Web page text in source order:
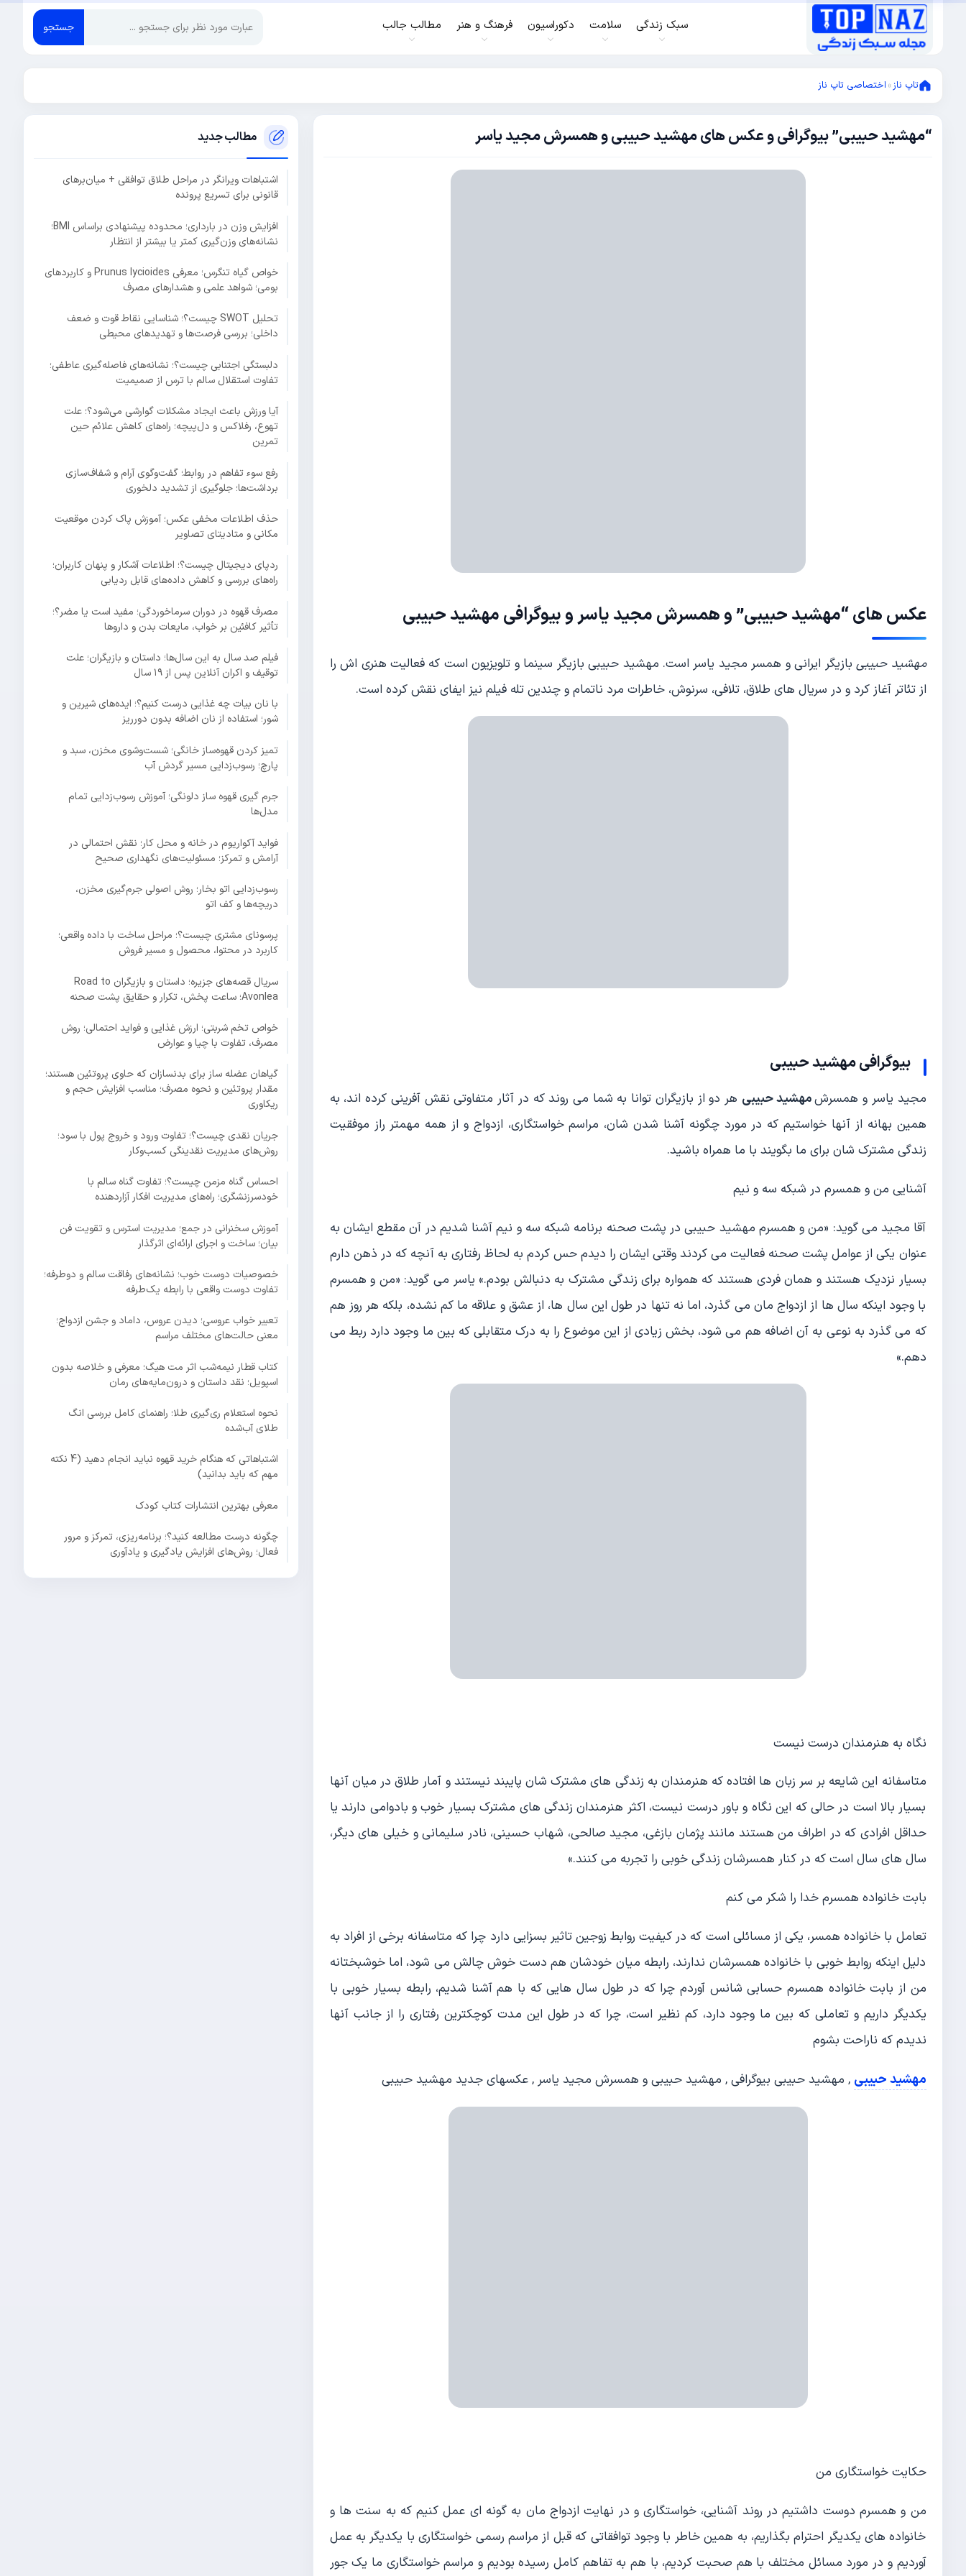
سبک زندگی سلامت دکوراسیون فرهنگ و هنر مطالب جالب جستجو
تاپ ناز» اختصاصی تاپ ناز
“مهشید حبیبی” بیوگرافی و عکس های مهشید حبیبی و همسرش مجید یاسر
جولای
عکس های “مهشید حبیبی” و همسرش مجید یاسر و بیوگرافیمهشید حبیبی
مهشید حبیبیبازیگر ایرانی و همسر مجید یاسر است. مهشید حبیبی بازیگر سینما و تلویزیون است که فعالیت هنری اش را
از تئاتر آغاز کرد و در سریال های طلاق، تلافی، سرنوش، خاطرات مرد ناتمام و چندین تله فیلم نیز ایفای نقش کرده است.
بیوگرافیمهشید حبیبی
مجید یاسر و همسرشمهشید حبیبی هر دو از بازیگران توانا به شما می روند که در آثار متفاوتی نقش آفرینی کرده اند، به
همین بهانه از آنها خواستیم که در مورد چگونه آشنا شدن شان، مراسم خواستگاری، ازدواج و از همه مهمتر راز موفقیت
زندگی مشترک شان برای ما بگویند با ما همراه باشید.
آشنایی من و همسرم در شبکه سه و نیم
آقا مجید می گوید: «من و همسرم مهشید حبیبی در پشت صحنه برنامه شبکه سه و نیم آشنا شدیم در آن مقطع ایشان به
عنوان یکی از عوامل پشت صحنه فعالیت می کردند وقتی ایشان را دیدم حس کردم به لحاظ رفتاری به آنچه که در ذهن دارم
بسیار نزدیک هستند و همان فردی هستند که همواره برای زندگی مشترک به دنبالش بودم.» یاسر می گوید: «من و همسرم
با وجود اینکه سال ها از ازدواج مان می گذرد، اما نه تنها در طول این سال ها، از عشق و علاقه ما کم نشده، بلکه هر روز هم
که می گذرد به نوعی به آن اضافه هم می شود، بخش زیادی از این موضوع را به درک متقابلی که بین ما وجود دارد ربط می
دهم.»
نگاه به هنرمندان درست نیست
متاسفانه این شایعه بر سر زبان ها افتاده که هنرمندان به زندگی های مشترک شان پایبند نیستند و آمار طلاق در میان آنها
بسیار بالا است در حالی که این نگاه و باور درست نیست، اکثر هنرمندان زندگی های مشترک بسیار خوب و بادوامی دارند یا
حداقل افرادی که در اطراف من هستند مانند پژمان بازغی، مجید صالحی، شهاب حسینی، نادر سلیمانی و خیلی های دیگر،
سال های سال است که در کنار همسرشان زندگی خوبی را تجربه می کنند.»
بابت خانواده همسرم خدا را شکر می کنم
تعامل با خانواده همسر، یکی از مسائلی است که در کیفیت روابط زوجین تاثیر بسزایی دارد چرا که متاسفانه برخی از افراد به
دلیل اینکه روابط خوبی با خانواده همسرشان ندارند، رابطه میان خودشان هم دست خوش چالش می شود، اما خوشبختانه
من از بابت خانواده همسرم حسابی شانس آوردم چرا که در طول سال هایی که با هم آشنا شدیم، رابطه بسیار خوبی با
یکدیگر داریم و تعاملی که بین ما وجود دارد، کم نظیر است، چرا که در طول این مدت کوچکترین رفتاری را از جانب آنها
ندیدم که ناراحت بشوم
مهشید حبیبی , مهشید حبیبی بیوگرافی , مهشید حبیبی و همسرش مجید یاسر , عکسهای جدید مهشید حبیبی
حکایت خواستگاری من
من و همسرم دوست داشتیم در روند آشنایی، خواستگاری و در نهایت ازدواج مان به گونه ای عمل کنیم که به سنت ها و
خانواده های یکدیگر احترام بگذاریم، به همین خاطر با وجود توافقاتی که قبل از مراسم رسمی خواستگاری با یکدیگر به عمل
آوردیم و در مورد مسائل مختلف با هم صحبت کردیم، با هم به تفاهم کامل رسیده بودیم و مراسم خواستگاری ما یک جور
مطالب جدید
اشتباهات ویرانگر در مراحل طلاق توافقی + میان‌برهای
قانونی برای تسریع پرونده
افزایش وزن در بارداری؛ محدوده پیشنهادی براساس BMI؛
نشانه‌های وزن‌گیری کمتر یا بیشتر از انتظار
خواص گیاه تنگرس؛ معرفی Prunus lycioides و کاربردهای
بومی؛ شواهد علمی و هشدارهای مصرف
تحلیل SWOT چیست؟؛ شناسایی نقاط قوت و ضعف
داخلی؛ بررسی فرصت‌ها و تهدیدهای محیطی
دلبستگی اجتنابی چیست؟؛ نشانه‌های فاصله‌گیری عاطفی؛
تفاوت استقلال سالم با ترس از صمیمیت
آیا ورزش باعث ایجاد مشکلات گوارشی می‌شود؟؛ علت
تهوع، رفلاکس و دل‌پیچه؛ راه‌های کاهش علائم حین
تمرین
رفع سوء تفاهم در روابط؛ گفت‌وگوی آرام و شفاف‌سازی
برداشت‌ها؛ جلوگیری از تشدید دلخوری
حذف اطلاعات مخفی عکس؛ آموزش پاک کردن موقعیت
مکانی و متادیتای تصاویر
ردپای دیجیتال چیست؟؛ اطلاعات آشکار و پنهان کاربران؛
راه‌های بررسی و کاهش داده‌های قابل ردیابی
مصرف قهوه در دوران سرماخوردگی؛ مفید است یا مضر؟؛
تأثیر کافئین بر خواب، مایعات بدن و داروها
فیلم صد سال به این سال‌ها؛ داستان و بازیگران؛ علت
توقیف و اکران آنلاین پس از ۱۹ سال
با نان بیات چه غذایی درست کنیم؟؛ ایده‌های شیرین و
شور؛ استفاده از نان اضافه بدون دورریز
تمیز کردن قهوه‌ساز خانگی؛ شست‌وشوی مخزن، سبد و
پارچ؛ رسوب‌زدایی مسیر گردش آب
جرم گیری قهوه ساز دلونگی؛ آموزش رسوب‌زدایی تمام
مدل‌ها
فواید آکواریوم در خانه و محل کار؛ نقش احتمالی در
آرامش و تمرکز؛ مسئولیت‌های نگهداری صحیح
رسوب‌زدایی اتو بخار؛ روش اصولی جرم‌گیری مخزن،
دریچه‌ها و کف اتو
پرسونای مشتری چیست؟؛ مراحل ساخت با داده واقعی؛
کاربرد در محتوا، محصول و مسیر فروش
سریال قصه‌های جزیره؛ داستان و بازیگران Road to
Avonlea؛ ساعت پخش، تکرار و حقایق پشت صحنه
خواص تخم شربتی؛ ارزش غذایی و فواید احتمالی؛ روش
مصرف، تفاوت با چیا و عوارض
گیاهان عضله ساز برای بدنسازان که حاوی پروتئین هستند؛
مقدار پروتئین و نحوه مصرف؛ مناسب افزایش حجم و
ریکاوری
جریان نقدی چیست؟؛ تفاوت ورود و خروج پول با سود؛
روش‌های مدیریت نقدینگی کسب‌وکار
احساس گناه مزمن چیست؟؛ تفاوت گناه سالم با
خودسرزنشگری؛ راه‌های مدیریت افکار آزاردهنده
آموزش سخنرانی در جمع؛ مدیریت استرس و تقویت فن
بیان؛ ساخت و اجرای ارائه‌ای اثرگذار
خصوصیات دوست خوب؛ نشانه‌های رفاقت سالم و دوطرفه؛
تفاوت دوست واقعی با رابطه یک‌طرفه
تعبیر خواب عروسی؛ دیدن عروس، داماد و جشن ازدواج؛
معنی حالت‌های مختلف مراسم
کتاب قطار نیمه‌شب اثر مت هیگ؛ معرفی و خلاصه بدون
اسپویل؛ نقد داستان و درون‌مایه‌های رمان
نحوه استعلام ری‌گیری طلا؛ راهنمای کامل بررسی انگ
طلای آب‌شده
اشتباهاتی که هنگام خرید قهوه نباید انجام دهید (4 نکته
مهم که باید بدانید)
معرفی بهترین انتشارات کتاب کودک
چگونه درست مطالعه کنید؟؛ برنامه‌ریزی، تمرکز و مرور
فعال؛ روش‌های افزایش یادگیری و یادآوری